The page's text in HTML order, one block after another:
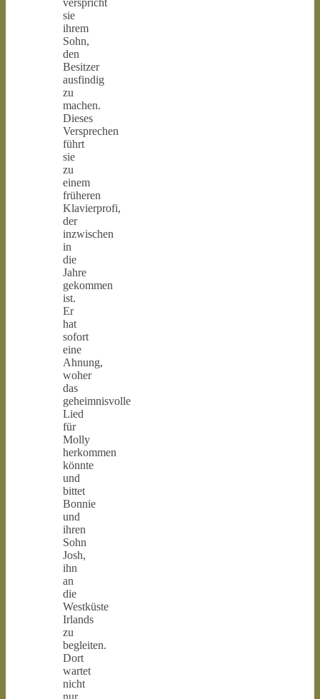
verspricht
sie
ihrem
Sohn,
den
Besitzer
ausfindig
zu
machen.
Dieses
Versprechen
führt
sie
zu
einem
früheren
Klavierprofi,
der
inzwischen
in
die
Jahre
gekommen
ist.
Er
hat
sofort
eine
Ahnung,
woher
das
geheimnisvolle
Lied
für
Molly
herkommen
könnte
und
bittet
Bonnie
und
ihren
Sohn
Josh,
ihn
an
die
Westküste
Irlands
zu
begleiten.
Dort
wartet
nicht
nur